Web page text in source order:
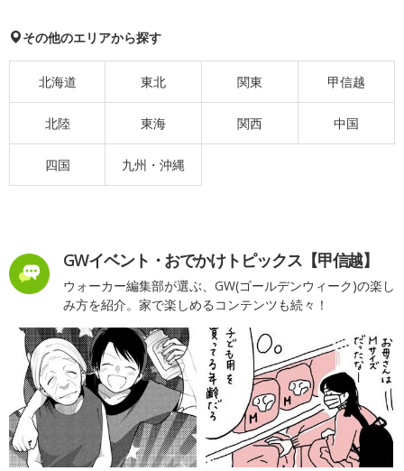
その他のエリアから探す
北海道 東北 関東 甲信越
北陸 東海 関西 中国
四国 九州・沖縄
GWイベント・おでかけトピックス【甲信越】
ウォーカー編集部が選ぶ、GW(ゴールデンウィーク)の楽し
み方を紹介。家で楽しめるコンテンツも続々！